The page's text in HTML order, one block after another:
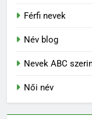
Férfi nevek
Név blog
Nevek ABC
Női név